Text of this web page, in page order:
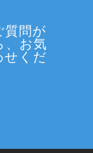
質問が
、お気
せくだ